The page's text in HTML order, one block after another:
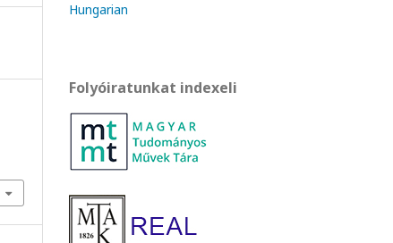
Hungarian
Folyóiratunkat indexeli